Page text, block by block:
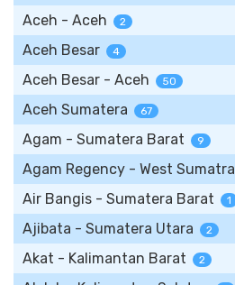
Aceh - Aceh 2
Aceh Besar 4
Aceh Besar - Aceh 50
Aceh Sumatera 67
Agam - Sumatera Barat 9
Agam Regency - West Sumatra
Air Bangis - Sumatera Barat 1
Ajibata - Sumatera Utara 2
Akat - Kalimantan Barat 2